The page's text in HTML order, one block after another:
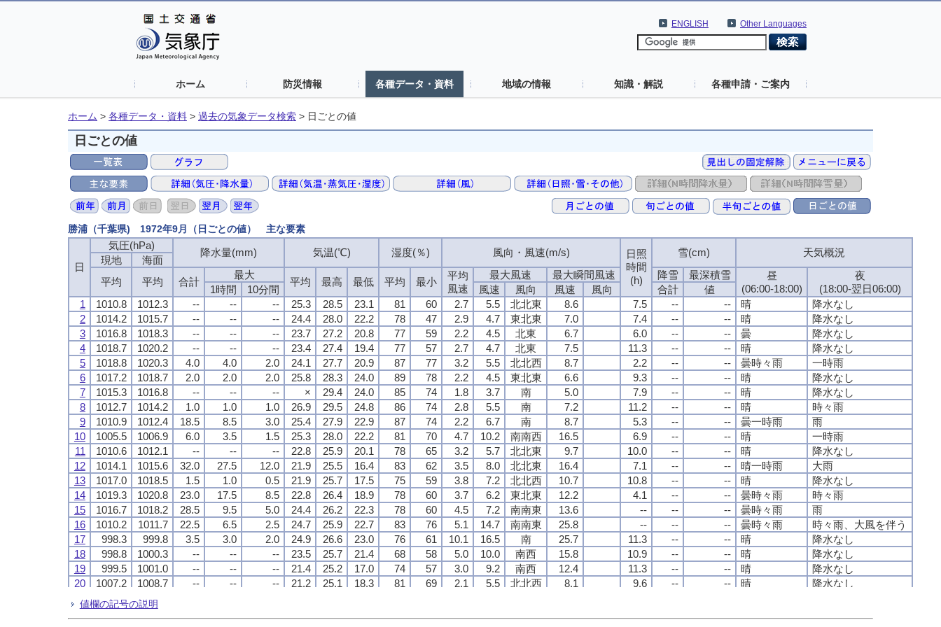
Other Languages
ENGLISH
ホーム 防災情報 各種データ・資料 地域の情報 知識・解説 各種申請・ご案内
ホーム > 各種データ・資料 > 過去の気象データ検索 > 日ごとの値
日ごとの値
勝浦（千葉県) 1972年9月（日ごとの値） 主な要素
日
気圧(hPa)
降水量(mm) 気温(℃) 湿度(％) 風向・風速(m/s)
日照
時間
(h)
雪(cm) 天気概況
現地
海面
平均
平均 合計
最大
平均 最高 最低 平均 最小
平均
風速
最大風速 最大瞬間風速 降雪 最深積雪
昼
(06:00-18:00)
夜
(18:00-翌日06:00)
1時間 10分間 風速 風向 風速 風向 合計
値
1
1010.8 1012.3 -- -- -- 25.3 28.5 23.1 81 60 2.7 5.5 北北東 8.6 7.5 -- -- 晴
降水なし
2
1014.2 1015.7 -- -- -- 24.4 28.0 22.2 78 47 2.9 4.7 東北東 7.0 7.4 -- -- 晴
降水なし
3
1016.8 1018.3 -- -- -- 23.7 27.2 20.8 77 59 2.2 4.5 北東 6.7 6.0 -- -- 曇
降水なし
4
1018.7 1020.2 -- -- -- 23.4 27.4 19.4 77 57 2.7 4.7 北東 7.5 11.3 -- -- 晴
降水なし
5
1018.8 1020.3 4.0 4.0 2.0 24.1 27.7 20.9 87 77 3.2 5.5 北北西 8.7 2.2 -- -- 曇時々雨
一時雨
6
1017.2 1018.7 2.0 2.0 2.0 25.8 28.3 24.0 89 78 2.2 4.5 東北東 6.6 9.3 -- -- 晴
降水なし
7
1015.3 1016.8 -- -- -- × 29.4 24.0 85 74 1.8 3.7 南 5.0 7.9 -- -- 晴
降水なし
8
1012.7 1014.2 1.0 1.0 1.0 26.9 29.5 24.8 86 74 2.8 5.5 南 7.2 11.2 -- -- 晴
時々雨
9
1010.9 1012.4 18.5 8.5 3.0 25.4 27.9 22.9 87 74 2.2 6.7 南 8.7 5.3 -- -- 曇一時雨
雨
10
1005.5 1006.9 6.0 3.5 1.5 25.3 28.0 22.2 81 70 4.7 10.2 南南西 16.5 6.9 -- -- 晴
一時雨
11
1010.6 1012.1 -- -- -- 22.8 25.9 20.1 78 65 3.2 5.7 北北東 9.7 10.0 -- -- 晴
降水なし
12
1014.1 1015.6 32.0 27.5 12.0 21.9 25.5 16.4 83 62 3.5 8.0 北北東 16.4 7.1 -- -- 晴一時雨
大雨
13
1017.0 1018.5 1.5 1.0 0.5 21.9 25.7 17.5 75 59 3.8 7.2 北北西 10.7 10.8 -- -- 晴
降水なし
14
1019.3 1020.8 23.0 17.5 8.5 22.8 26.4 18.9 78 60 3.7 6.2 東北東 12.2 4.1 -- -- 曇時々雨
時々雨
15
1016.7 1018.2 28.5 9.5 5.0 24.4 26.2 22.3 78 60 4.5 7.2 南南東 13.6 -- -- -- 曇時々雨
雨
16
1010.2 1011.7 22.5 6.5 2.5 24.7 25.9 22.7 83 76 5.1 14.7 南南東 25.8 -- -- -- 曇時々雨
時々雨、大風を伴う
17
998.3 999.8 3.5 3.0 2.0 24.9 26.6 23.0 76 61 10.1 16.5 南 25.7 11.3 -- -- 晴
降水なし
18
998.8 1000.3 -- -- -- 23.5 25.7 21.4 68 58 5.0 10.0 南西 15.8 10.9 -- -- 晴
降水なし
19
999.5 1001.0 -- -- -- 21.4 25.2 17.0 74 57 3.0 9.2 南西 12.4 11.3 -- -- 晴
降水なし
20
1007.2 1008.7 -- -- -- 21.2 25.1 18.3 81 69 2.1 5.5 北北西 8.1 9.6 -- -- 晴
降水なし
21
1015.0 1016.5
22
1015.9 1017.4
日
気圧(hPa)
降水量(mm) 気温(℃) 湿度(％) 風向・風速(m/s)
日照
時間
(h)
雪(cm) 天気概況
現地
海面
平均
平均 合計
最大
平均 最高 最低 平均 最小
平均
風速
最大風速 最大瞬間風速 降雪 最深積雪
昼
(06:00-18:00)
夜
(18:00-翌日06:00)
1時間 10分間 風速 風向 風速 風向 合計
値
1
1010.8 1012.3 -- -- -- 25.3 28.5 23.1 81 60 2.7 5.5 北北東 8.6 7.5 -- -- 晴
降水なし
2
1014.2 1015.7 -- -- -- 24.4 28.0 22.2 78 47 2.9 4.7 東北東 7.0 7.4 -- -- 晴
降水なし
3
1016.8 1018.3 -- -- -- 23.7 27.2 20.8 77 59 2.2 4.5 北東 6.7 6.0 -- -- 曇
降水なし
4
1018.7 1020.2 -- -- -- 23.4 27.4 19.4 77 57 2.7 4.7 北東 7.5 11.3 -- -- 晴
降水なし
5
1018.8 1020.3 4.0 4.0 2.0 24.1 27.7 20.9 87 77 3.2 5.5 北北西 8.7 2.2 -- -- 曇時々雨
一時雨
6
1017.2 1018.7 2.0 2.0 2.0 25.8 28.3 24.0 89 78 2.2 4.5 東北東 6.6 9.3 -- -- 晴
降水なし
7
1015.3 1016.8 -- -- -- × 29.4 24.0 85 74 1.8 3.7 南 5.0 7.9 -- -- 晴
降水なし
8
1012.7 1014.2 1.0 1.0 1.0 26.9 29.5 24.8 86 74 2.8 5.5 南 7.2 11.2 -- -- 晴
時々雨
9
1010.9 1012.4 18.5 8.5 3.0 25.4 27.9 22.9 87 74 2.2 6.7 南 8.7 5.3 -- -- 曇一時雨
雨
10
1005.5 1006.9 6.0 3.5 1.5 25.3 28.0 22.2 81 70 4.7 10.2 南南西 16.5 6.9 -- -- 晴
一時雨
11
1010.6 1012.1 -- -- -- 22.8 25.9 20.1 78 65 3.2 5.7 北北東 9.7 10.0 -- -- 晴
降水なし
12
1014.1 1015.6 32.0 27.5 12.0 21.9 25.5 16.4 83 62 3.5 8.0 北北東 16.4 7.1 -- -- 晴一時雨
大雨
13
1017.0 1018.5 1.5 1.0 0.5 21.9 25.7 17.5 75 59 3.8 7.2 北北西 10.7 10.8 -- -- 晴
降水なし
14
1019.3 1020.8 23.0 17.5 8.5 22.8 26.4 18.9 78 60 3.7 6.2 東北東 12.2 4.1 -- -- 曇時々雨
時々雨
15
1016.7 1018.2 28.5 9.5 5.0 24.4 26.2 22.3 78 60 4.5 7.2 南南東 13.6 -- -- -- 曇時々雨
雨
16
1010.2 1011.7 22.5 6.5 2.5 24.7 25.9 22.7 83 76 5.1 14.7 南南東 25.8 -- -- -- 曇時々雨
時々雨、大風を伴う
17
998.3 999.8 3.5 3.0 2.0 24.9 26.6 23.0 76 61 10.1 16.5 南 25.7 11.3 -- -- 晴
降水なし
18
998.8 1000.3 -- -- -- 23.5 25.7 21.4 68 58 5.0 10.0 南西 15.8 10.9 -- -- 晴
降水なし
19
999.5 1001.0 -- -- -- 21.4 25.2 17.0 74 57 3.0 9.2 南西 12.4 11.3 -- -- 晴
降水なし
20
1007.2 1008.7 -- -- -- 21.2 25.1 18.3 81 69 2.1 5.5 北北西 8.1 9.6 -- -- 晴
降水なし
21
1015.0 1016.5
22
1015.9 1017.4
日
気圧(hPa)
降水量(mm) 気温(℃) 湿度(％) 風向・風速(m/s)
日照
時間
(h)
雪(cm) 天気概況
現地
海面
平均
平均 合計
最大
平均 最高 最低 平均 最小
平均
風速
最大風速 最大瞬間風速 降雪 最深積雪
昼
(06:00-18:00)
夜
(18:00-翌日06:00)
1時間 10分間 風速 風向 風速 風向 合計
値
1
1010.8 1012.3 -- -- -- 25.3 28.5 23.1 81 60 2.7 5.5 北北東 8.6 7.5 -- -- 晴
降水なし
2
1014.2 1015.7 -- -- -- 24.4 28.0 22.2 78 47 2.9 4.7 東北東 7.0 7.4 -- -- 晴
降水なし
3
1016.8 1018.3 -- -- -- 23.7 27.2 20.8 77 59 2.2 4.5 北東 6.7 6.0 -- -- 曇
降水なし
4
1018.7 1020.2 -- -- -- 23.4 27.4 19.4 77 57 2.7 4.7 北東 7.5 11.3 -- -- 晴
降水なし
5
1018.8 1020.3 4.0 4.0 2.0 24.1 27.7 20.9 87 77 3.2 5.5 北北西 8.7 2.2 -- -- 曇時々雨
一時雨
6
1017.2 1018.7 2.0 2.0 2.0 25.8 28.3 24.0 89 78 2.2 4.5 東北東 6.6 9.3 -- -- 晴
降水なし
7
1015.3 1016.8 -- -- -- × 29.4 24.0 85 74 1.8 3.7 南 5.0 7.9 -- -- 晴
降水なし
8
1012.7 1014.2 1.0 1.0 1.0 26.9 29.5 24.8 86 74 2.8 5.5 南 7.2 11.2 -- -- 晴
時々雨
9
1010.9 1012.4 18.5 8.5 3.0 25.4 27.9 22.9 87 74 2.2 6.7 南 8.7 5.3 -- -- 曇一時雨
雨
10
1005.5 1006.9 6.0 3.5 1.5 25.3 28.0 22.2 81 70 4.7 10.2 南南西 16.5 6.9 -- -- 晴
一時雨
11
1010.6 1012.1 -- -- -- 22.8 25.9 20.1 78 65 3.2 5.7 北北東 9.7 10.0 -- -- 晴
降水なし
12
1014.1 1015.6 32.0 27.5 12.0 21.9 25.5 16.4 83 62 3.5 8.0 北北東 16.4 7.1 -- -- 晴一時雨
大雨
13
1017.0 1018.5 1.5 1.0 0.5 21.9 25.7 17.5 75 59 3.8 7.2 北北西 10.7 10.8 -- -- 晴
降水なし
14
1019.3 1020.8 23.0 17.5 8.5 22.8 26.4 18.9 78 60 3.7 6.2 東北東 12.2 4.1 -- -- 曇時々雨
時々雨
15
1016.7 1018.2 28.5 9.5 5.0 24.4 26.2 22.3 78 60 4.5 7.2 南南東 13.6 -- -- -- 曇時々雨
雨
16
1010.2 1011.7 22.5 6.5 2.5 24.7 25.9 22.7 83 76 5.1 14.7 南南東 25.8 -- -- -- 曇時々雨
時々雨、大風を伴う
17
998.3 999.8 3.5 3.0 2.0 24.9 26.6 23.0 76 61 10.1 16.5 南 25.7 11.3 -- -- 晴
降水なし
18
998.8 1000.3 -- -- -- 23.5 25.7 21.4 68 58 5.0 10.0 南西 15.8 10.9 -- -- 晴
降水なし
19
999.5 1001.0 -- -- -- 21.4 25.2 17.0 74 57 3.0 9.2 南西 12.4 11.3 -- -- 晴
降水なし
20
1007.2 1008.7 -- -- -- 21.2 25.1 18.3 81 69 2.1 5.5 北北西 8.1 9.6 -- -- 晴
降水なし
21
1015.0 1016.5
22
1015.9 1017.4
日
気圧(hPa)
降水量(mm) 気温(℃) 湿度(％) 風向・風速(m/s)
日照
時間
(h)
雪(cm) 天気概況
現地
海面
平均
平均 合計
最大
平均 最高 最低 平均 最小
平均
風速
最大風速 最大瞬間風速 降雪 最深積雪
昼
(06:00-18:00)
夜
(18:00-翌日06:00)
1時間 10分間 風速 風向 風速 風向 合計
値
1
1010.8 1012.3 -- -- -- 25.3 28.5 23.1 81 60 2.7 5.5 北北東 8.6 7.5 -- -- 晴
降水なし
2
1014.2 1015.7 -- -- -- 24.4 28.0 22.2 78 47 2.9 4.7 東北東 7.0 7.4 -- -- 晴
降水なし
3
1016.8 1018.3 -- -- -- 23.7 27.2 20.8 77 59 2.2 4.5 北東 6.7 6.0 -- -- 曇
降水なし
4
1018.7 1020.2 -- -- -- 23.4 27.4 19.4 77 57 2.7 4.7 北東 7.5 11.3 -- -- 晴
降水なし
5
1018.8 1020.3 4.0 4.0 2.0 24.1 27.7 20.9 87 77 3.2 5.5 北北西 8.7 2.2 -- -- 曇時々雨
一時雨
6
1017.2 1018.7 2.0 2.0 2.0 25.8 28.3 24.0 89 78 2.2 4.5 東北東 6.6 9.3 -- -- 晴
降水なし
7
1015.3 1016.8 -- -- -- × 29.4 24.0 85 74 1.8 3.7 南 5.0 7.9 -- -- 晴
降水なし
8
1012.7 1014.2 1.0 1.0 1.0 26.9 29.5 24.8 86 74 2.8 5.5 南 7.2 11.2 -- -- 晴
時々雨
9
1010.9 1012.4 18.5 8.5 3.0 25.4 27.9 22.9 87 74 2.2 6.7 南 8.7 5.3 -- -- 曇一時雨
雨
10
1005.5 1006.9 6.0 3.5 1.5 25.3 28.0 22.2 81 70 4.7 10.2 南南西 16.5 6.9 -- -- 晴
一時雨
11
1010.6 1012.1 -- -- -- 22.8 25.9 20.1 78 65 3.2 5.7 北北東 9.7 10.0 -- -- 晴
降水なし
12
1014.1 1015.6 32.0 27.5 12.0 21.9 25.5 16.4 83 62 3.5 8.0 北北東 16.4 7.1 -- -- 晴一時雨
大雨
13
1017.0 1018.5 1.5 1.0 0.5 21.9 25.7 17.5 75 59 3.8 7.2 北北西 10.7 10.8 -- -- 晴
降水なし
14
1019.3 1020.8 23.0 17.5 8.5 22.8 26.4 18.9 78 60 3.7 6.2 東北東 12.2 4.1 -- -- 曇時々雨
時々雨
15
1016.7 1018.2 28.5 9.5 5.0 24.4 26.2 22.3 78 60 4.5 7.2 南南東 13.6 -- -- -- 曇時々雨
雨
16
1010.2 1011.7 22.5 6.5 2.5 24.7 25.9 22.7 83 76 5.1 14.7 南南東 25.8 -- -- -- 曇時々雨
時々雨、大風を伴う
17
998.3 999.8 3.5 3.0 2.0 24.9 26.6 23.0 76 61 10.1 16.5 南 25.7 11.3 -- -- 晴
降水なし
18
998.8 1000.3 -- -- -- 23.5 25.7 21.4 68 58 5.0 10.0 南西 15.8 10.9 -- -- 晴
降水なし
19
999.5 1001.0 -- -- -- 21.4 25.2 17.0 74 57 3.0 9.2 南西 12.4 11.3 -- -- 晴
降水なし
20
1007.2 1008.7 -- -- -- 21.2 25.1 18.3 81 69 2.1 5.5 北北西 8.1 9.6 -- -- 晴
降水なし
21
1015.0 1016.5
22
1015.9 1017.4
値欄の記号の説明